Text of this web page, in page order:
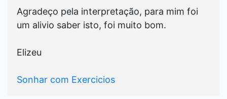
Agradeço pela interpretação, para mim foi
um alivio saber isto, foi muito bom.
Elizeu
Sonhar com Exercicios